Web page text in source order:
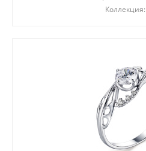
Коллекция: